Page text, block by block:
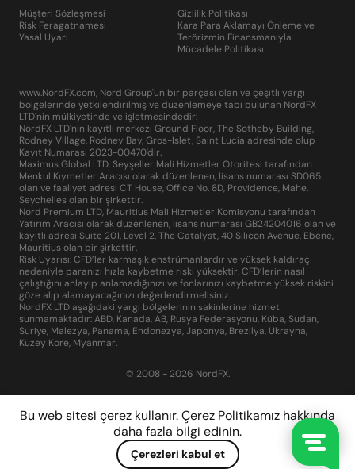
Bu web sitesi çerez kullanır.Çerez Politikamız hakkında
daha fazla bilgi edinin.
Çerezleri kabul et
Müşteri Sözleşmesi
Risk Feragatnamesi
Yasal Uyarı
Gizlilik Politikası
Kara Para Aklamayı Önleme ve
Terörizmin Finansmanıyla
Mücadele Politikası
www.NordFX.com, Nord Group'un bir parçası olan ve çeşitli yargı
bölgelerinde yetkilendirilmiş ve düzenlemeye tabi bulunan NordFX
LTD'nin mülkiyetinde ve işletmesindedir:
NordFX LTD'nin kayıtlı merkezi Ground Floor, The Sotheby Building,
Rodney Village, Rodney Bay, Gros-Islet, Saint Lucia adresinde olup
Kayıt Numarası 2023-00470'dir.
Maximus Global LTD, Seyşeller Mali Hizmetler Otoritesi tarafından
Menkul Kıymetler Aracısı olarak düzenlenen, lisans numarası SD065
olan ve faaliyet adresi CT House, Office No. 8D, Providence, Mahe,
Seychelles olan bir şirkettir.
Nord Premium LTD, Mauritius Mali Hizmetler Komisyonu tarafından
Yatırım Aracısı olarak düzenlenen, lisans numarası GB24204016 olan ve
kayıtlı adresi Suite 201, Level 2, The Catalyst, 40 Silicon Avenue, Ebene,
Mauritius olan bir şirkettir.
Risk Uyarısı: CFD’ler karmaşık enstrümanlardır ve yüksek kaldıraç
nedeniyle paranızı hızla kaybetme riski yüksektir. CFD’lerin nasıl
çalıştığını anlayıp anlamadığınızı ve fonlarınızı kaybetme yüksek riskini
göze alıp alamayacağınızı değerlendirmelisiniz.
NordFX LTD aşağıdaki yargı bölgelerinin sakinlerine hizmet
sunmamaktadır: ABD, Kanada, AB, Rusya Federasyonu, Küba, Sudan,
Suriye, Malezya, Panama, Endonezya, Japonya, Brezilya, Ukrayna,
Kuzey Kore, Myanmar.
© 2008 - 2026 NordFX.